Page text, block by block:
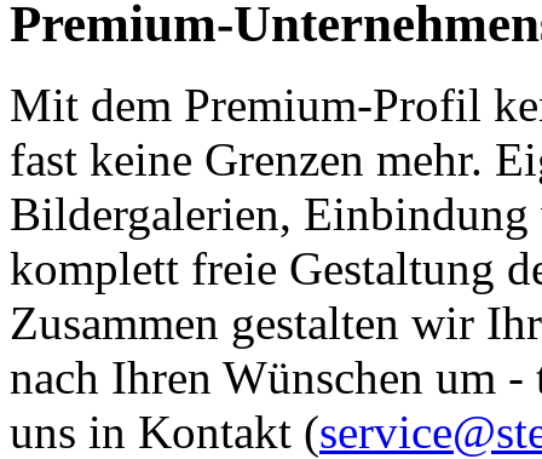
Premium-
Mit dem Premium-Profil
fast keine Grenzen mehr.
Bildergalerien,
komplett freie Gestaltung
Zusammen gestalten wir
nach Ihren Wünschen um
uns in Kontakt (